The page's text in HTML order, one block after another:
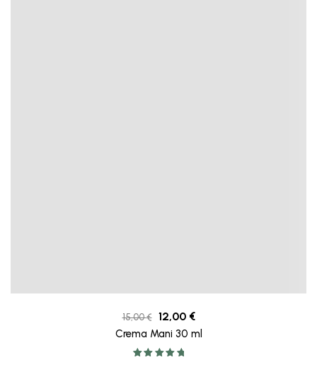
15,00€ 12,00 €
Crema Mani 30 ml